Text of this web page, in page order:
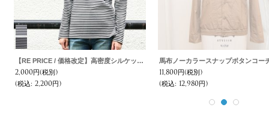
リネンキャンバスノーカラーコート [Lady's] / Upscape Audience
9,800円(税別)
(税込: 10,780円)
13,800円(税別)
(税込: 15,180円)